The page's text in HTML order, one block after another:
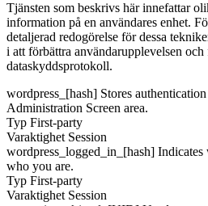
Tjänsten som beskrivs här innefattar
information på en användares enhet.
detaljerad redogörelse för dessa
i att förbättra användarupplevelsen och
dataskyddsprotokoll.
wordpress_[hash] Stores
Administration Screen area.
Typ First-party
Varaktighet Session
wordpress_logged_in_[hash] Indicates
who you are.
Typ First-party
Varaktighet Session